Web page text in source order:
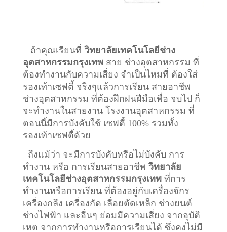
ถ้าคุณเรียนที่ วิทยาลัยเทคโนโลยีช่าง
อุตสาหกรรมกรุงเทพสาย ช่างอุตสาหกรรม ที่
ต้องทำงานกับความเสี่ยง จำเป็นไหมที่ ต้องใส่
รองเท้าเซฟตี้ จริงๆแล้วการเรียน สายอาชีพ
ช่างอุตสาหกรรม ที่ต้องฝึกฝนฝีมือเพื่อ จบไป ก็
จะทำงานในสายงาน โรงงานอุตสาหกรรม ที่
ตอนนี้มีการบังคับใช้ เซฟตี้ 100% รวมทั้ง
รองเท้าเซฟตี้ด้วย
ถึงแม้ว่า จะมีการบังคับหรือไม่บังคับ การ
ทำงาน หรือ การเรียนสายอาชีพ วิทยาลัย
เทคโนโลยีช่างอุตสาหกรรมกรุงเทพที่การ
ทำงานหรือการเรียน ที่ต้องอยู่กับเครื่องจักร
เครื่องกลึง เครื่องกัด เลื่อยตัดเหล็ก ช่างยนต์
ช่างไฟฟ้า และอื่นๆ ย่อมมีความเสี่ยง จากอุบัติ
เหต จากการทำงานหรือการเรียนได้ ซึ่งคงไม่มี